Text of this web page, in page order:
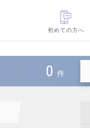
初めての方へ
0 件